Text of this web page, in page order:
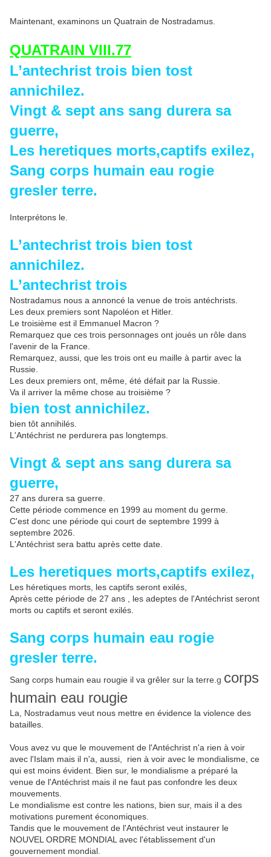
Maintenant, examinons un Quatrain de Nostradamus.
QUATRAIN VIII.77
L’antechrist trois bien tost
annichilez.
Vingt & sept ans sang durera sa
guerre,
Les heretiques morts,captifs exilez,
Sang corps humain eau rogie
gresler terre.
Interprétons le.
L’antechrist trois bien tost
annichilez.
L’antechrist trois
Nostradamus nous a annoncé la venue de trois antéchrists.
Les deux premiers sont Napoléon et Hitler.
Le troisième est il Emmanuel Macron ?
Remarquez que ces trois personnages ont joués un rôle dans
l'avenir de la France.
Remarquez, aussi, que les trois ont eu maille à partir avec la
Russie.
Les deux premiers ont, même, été défait par la Russie.
Va il arriver la même chose au troisième ?
bien tost annichilez.
bien tôt annihilés.
L'Antéchrist ne perdurera pas longtemps.
Vingt & sept ans sang durera sa
guerre,
27 ans durera sa guerre.
Cette période commence en 1999 au moment du germe.
C'est donc une période qui court de septembre 1999 à
septembre 2026.
L'Antéchrist sera battu après cette date.
Les heretiques morts,captifs exilez,
Les héretiques morts, les captifs seront exilés,
Après cette période de 27 ans , les adeptes de l'Antéchrist seront
morts ou captifs et seront exilés.
Sang corps humain eau rogie
gresler terre.
Sang corps humain eau rougie il va grêler sur la terre.g corps
humain eau rougie
La, Nostradamus veut nous mettre en évidence la violence des
batailles.
Vous avez vu que le mouvement de l'Antéchrist n'a rien à voir
avec l'Islam mais il n'a, aussi, rien à voir avec le mondialisme, ce
qui est moins évident. Bien sur, le mondialisme a préparé la
venue de l'Antéchrist mais il ne faut pas confondre les deux
mouvements.
Le mondialisme est contre les nations, bien sur, mais il a des
motivations purement économiques.
Tandis que le mouvement de l'Antéchrist veut instaurer le
NOUVEL ORDRE MONDIAL avec l'établissement d'un
gouvernement mondial.